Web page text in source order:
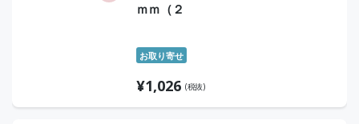
ｍｍ（２
お取り寄せ
¥1,026 (税抜)